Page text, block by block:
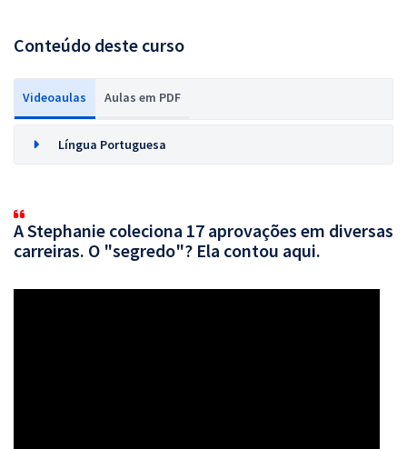
Conteúdo deste curso
Videoaulas Aulas em PDF
Língua Portuguesa
A Stephanie coleciona 17 aprovações em diversas
carreiras. O "segredo"? Ela contou aqui.